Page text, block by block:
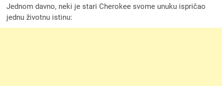
Jednom davno, neki je stari Cherokee svome unuku ispričao
jednu životnu istinu: